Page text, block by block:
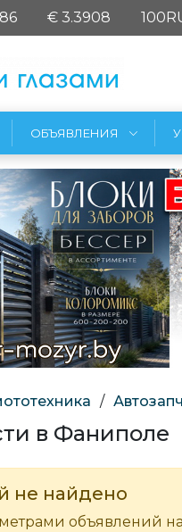
€ 3.3908
ОБЪЯВЛЕНИЯ
/
в Фаниполе
не найдено
объявлений